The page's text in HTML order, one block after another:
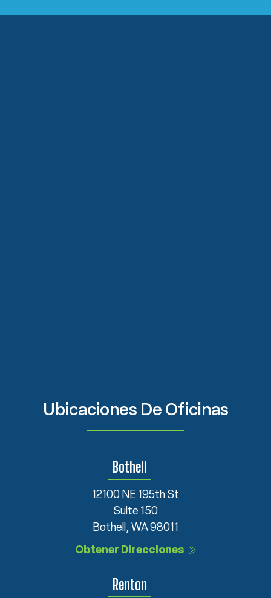
Ubicaciones De Oficinas
Bothell
12100 NE 195th St
Suite 150
Bothell, WA 98011
Obtener Direcciones
Renton